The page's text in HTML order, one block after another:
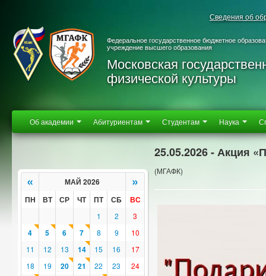
Сведения об
Федеральное государственное бюджетное
учреждение высшего образования
Московская
физической культуры
Об академии Абитуриентам Студентам Наука
« МАЙ 2026 »
ПН ВТ СР ЧТ ПТ СБ ВС
1 2 3
4 5 6 7 8 9
10
11
12 13 14 15 16
17
18
19 20 21 22 23 24
25.05.2026 - Акция
(МГАФК)